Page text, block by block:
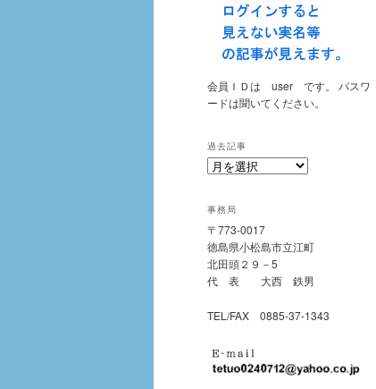
会員ＩＤは user です。 パスワ
ードは聞いてください。
過去記事
過
事
事務局
〒773-0017
徳島県小松島市立江町
北田頭２９－5
代 表 大西 鉄男
TEL/FAX 0885-37-1343